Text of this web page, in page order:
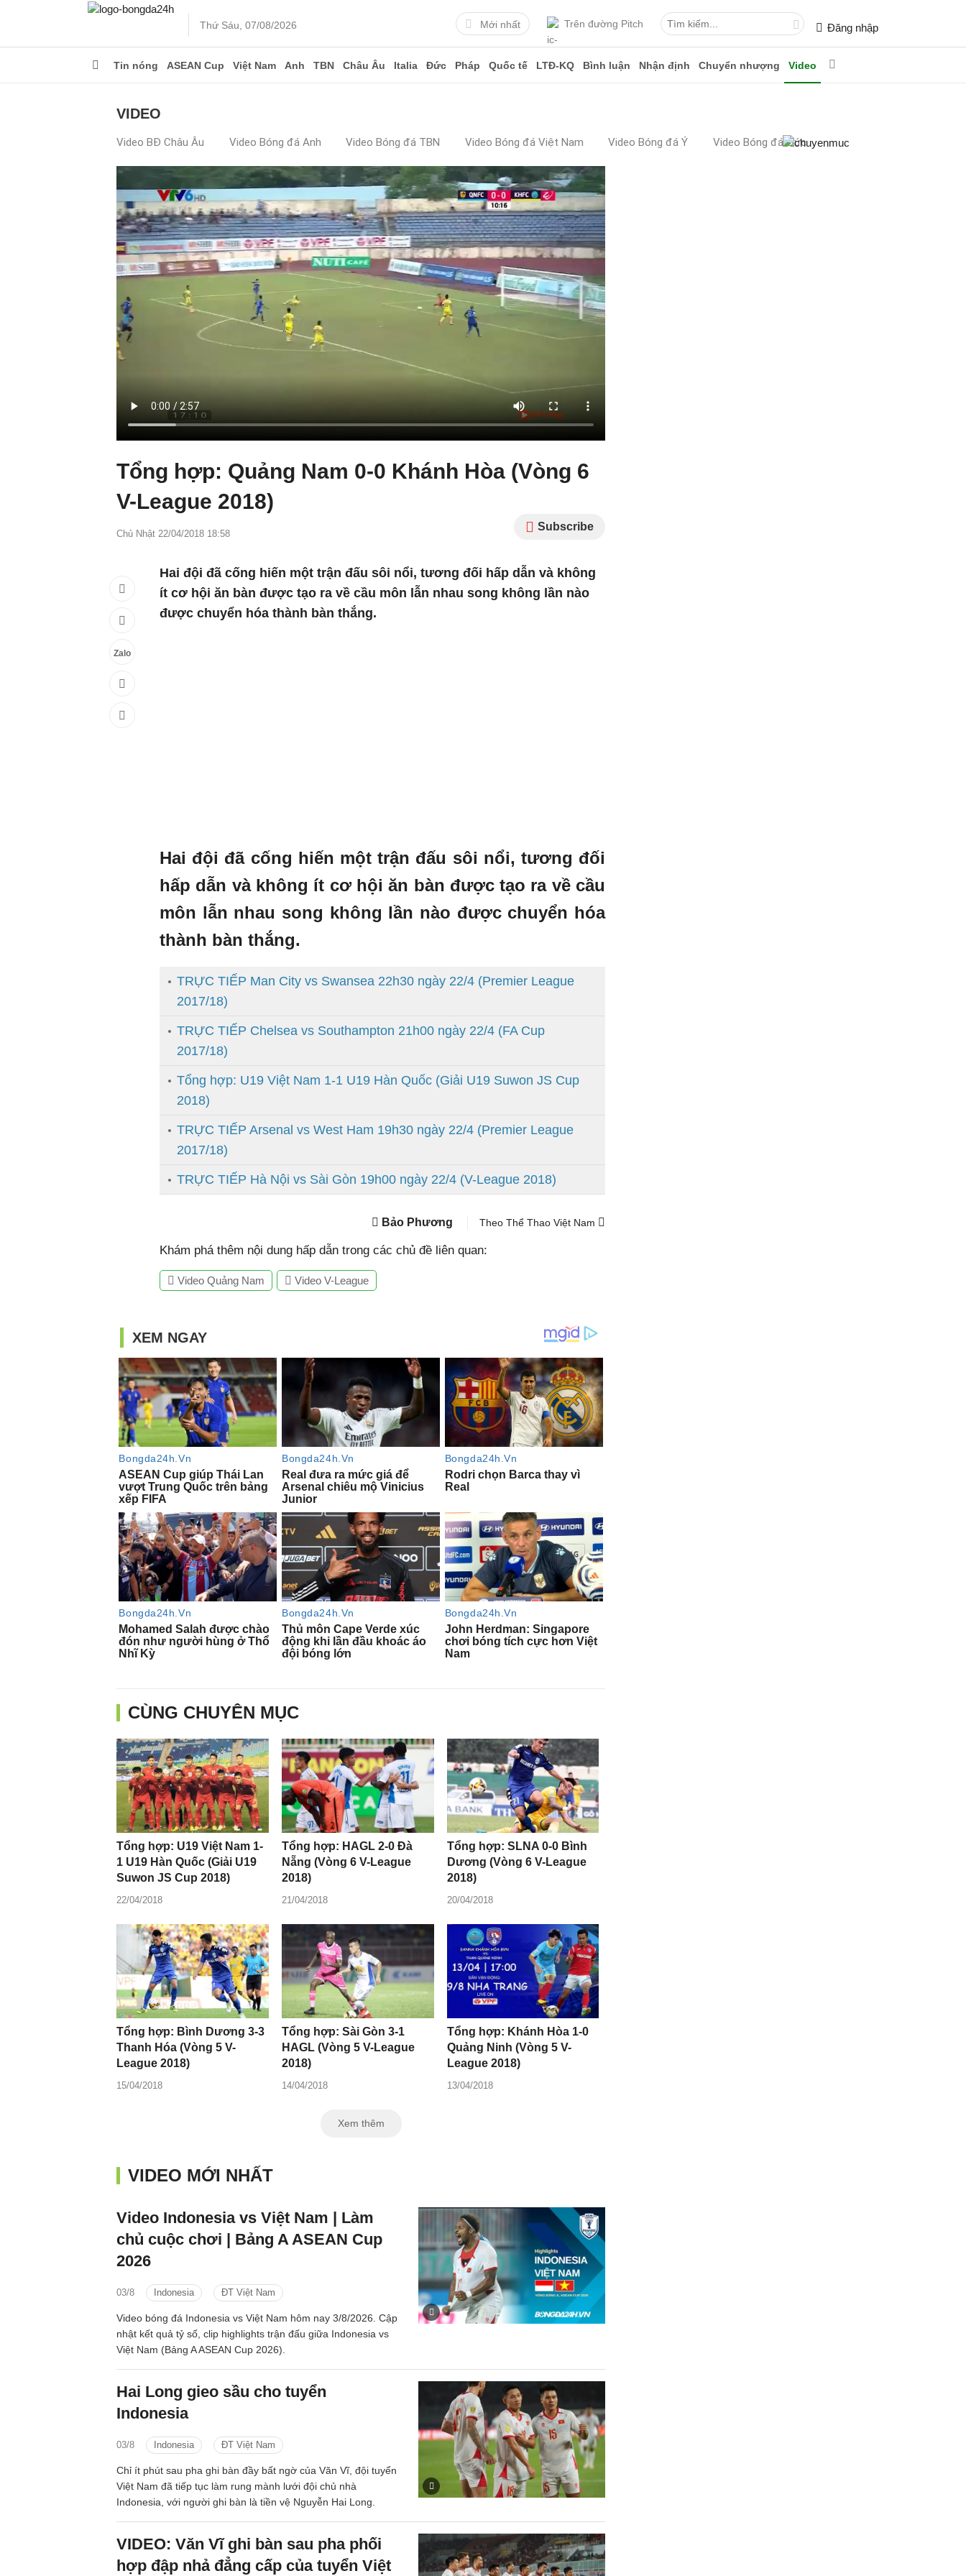
Thứ Sáu, 07/08/2026 Mới nhất Trên đường Pitch Đăng nhập
Tin nóng ASEAN Cup Việt Nam Anh TBN Châu Âu Italia Đức Pháp Quốc tế LTĐ-KQ Bình luận Nhận định Chuyển nhượng Video
VIDEO
Video BĐ Châu Âu Video Bóng đá Anh Video Bóng đá TBN Video Bóng đá Việt Nam Video Bóng đá Ý Video Bóng đá Đức
Tổng hợp: Quảng Nam 0-0 Khánh Hòa (Vòng 6
V-League 2018)
Chủ Nhật 22/04/2018 18:58
Subscribe
Zalo
Hai đội đã cống hiến một trận đấu sôi nổi, tương đối hấp dẫn và không
ít cơ hội ăn bàn được tạo ra về cầu môn lẫn nhau song không lần nào
được chuyển hóa thành bàn thắng.
Hai đội đã cống hiến một trận đấu sôi nổi, tương đối
hấp dẫn và không ít cơ hội ăn bàn được tạo ra về cầu
môn lẫn nhau song không lần nào được chuyển hóa
thành bàn thắng.
TRỰC TIẾP Man City vs Swansea 22h30 ngày 22/4 (Premier League
2017/18)
TRỰC TIẾP Chelsea vs Southampton 21h00 ngày 22/4 (FA Cup
2017/18)
Tổng hợp: U19 Việt Nam 1-1 U19 Hàn Quốc (Giải U19 Suwon JS Cup
2018)
TRỰC TIẾP Arsenal vs West Ham 19h30 ngày 22/4 (Premier League
2017/18)
TRỰC TIẾP Hà Nội vs Sài Gòn 19h00 ngày 22/4 (V-League 2018)
Bảo Phương Theo Thể Thao Việt Nam
Khám phá thêm nội dung hấp dẫn trong các chủ đề liên quan:
Video Quảng Nam Video V-League
CÙNG CHUYÊN MỤC
Tổng hợp: U19 Việt Nam 1-
1 U19 Hàn Quốc (Giải U19
Suwon JS Cup 2018)
22/04/2018
Tổng hợp: HAGL 2-0 Đà
Nẵng (Vòng 6 V-League
2018)
21/04/2018
Tổng hợp: SLNA 0-0 Bình
Dương (Vòng 6 V-League
2018)
20/04/2018
Tổng hợp: Bình Dương 3-3
Thanh Hóa (Vòng 5 V-
League 2018)
15/04/2018
Tổng hợp: Sài Gòn 3-1
HAGL (Vòng 5 V-League
2018)
14/04/2018
Tổng hợp: Khánh Hòa 1-0
Quảng Ninh (Vòng 5 V-
League 2018)
13/04/2018
Xem thêm
VIDEO MỚI NHẤT
Video Indonesia vs Việt Nam | Làm
chủ cuộc chơi | Bảng A ASEAN Cup
2026
03/8 Indonesia ĐT Việt Nam
Video bóng đá Indonesia vs Việt Nam hôm nay 3/8/2026. Cập
nhật kết quả tỷ số, clip highlights trận đấu giữa Indonesia vs
Việt Nam (Bảng A ASEAN Cup 2026).
Hai Long gieo sầu cho tuyển
Indonesia
03/8 Indonesia ĐT Việt Nam
Chỉ ít phút sau pha ghi bàn đầy bất ngờ của Văn Vĩ, đội tuyển
Việt Nam đã tiếp tục làm rung mành lưới đội chủ nhà
Indonesia, với người ghi bàn là tiền vệ Nguyễn Hai Long.
VIDEO: Văn Vĩ ghi bàn sau pha phối
hợp đập nhả đẳng cấp của tuyển Việt